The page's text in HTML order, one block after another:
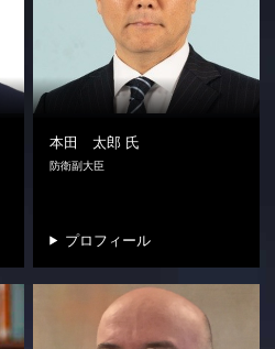
本田 太郎 氏
防衛副大臣
プロフィール